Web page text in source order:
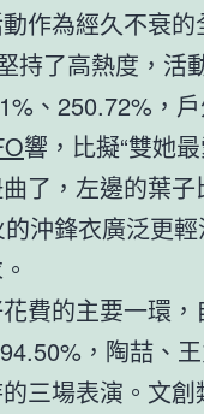
作為經久不衰
持了高熱度，活
、250.72%，
響，比擬“雙她
了，左邊的葉
沖鋒衣廣泛更
費的主要一環
，陶喆、
三場表演。文創